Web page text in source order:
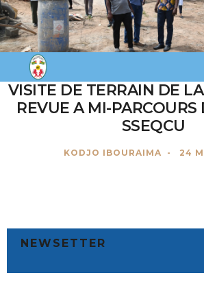
VISITE DE TERRAIN DE
REVUE A MI-PARCOURS
SSEQCU
KODJO IBOURAIMA 24
NEWSETTER